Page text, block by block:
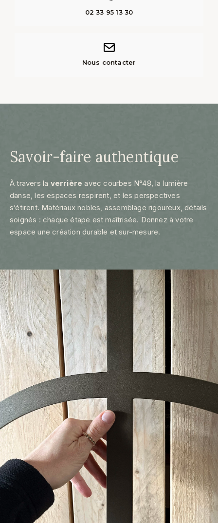
02 33 95 13 30
Nous contacter
Savoir-faire authentique
À travers la verrièreavec courbes N°48, la lumière
danse, les espaces respirent, et les perspectives
s’étirent. Matériaux nobles, assemblage rigoureux, détails
soignés : chaque étape est maîtrisée. Donnez à votre
espace une création durable et sur-mesure.